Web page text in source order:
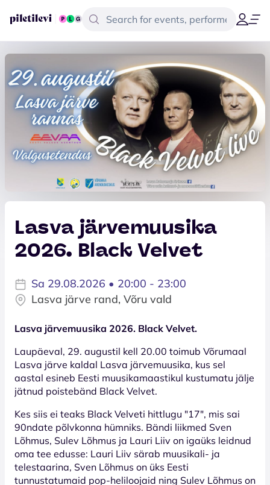
Lasva järvemuusika
2026. Black Velvet
Sa 29.08.2026 • 20:00 - 23:00
Lasva järve rand, Võru vald
Lasva järvemuusika 2026. Black Velvet.
Laupäeval, 29. augustil kell 20.00 toimub Võrumaal
Lasva järve kaldal Lasva järvemuusika, kus sel
aastal esineb Eesti muusikamaastikul kustumatu jälje
jätnud poistebänd Black Velvet.
Kes siis ei teaks Black Velveti hittlugu "17", mis sai
90ndate põlvkonna hümniks. Bändi liikmed Sven
Lõhmus, Sulev Lõhmus ja Lauri Liiv on igaüks leidnud
oma tee edusse: Lauri Liiv särab muusikali- ja
telestaarina, Sven Lõhmus on üks Eesti
tunnustatumaid pop-heliloojaid ning Sulev Lõhmus on